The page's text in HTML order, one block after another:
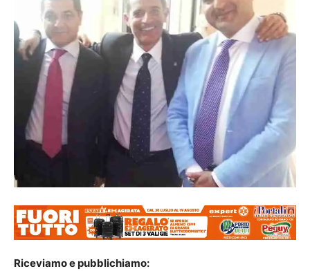
Riceviamo e pubblichiamo: